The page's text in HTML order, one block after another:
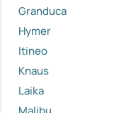
Granduca
Hymer
Itineo
Knaus
Laika